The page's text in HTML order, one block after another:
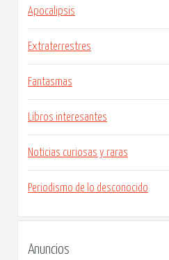
Apocalipsis
Extraterrestres
Fantasmas
Libros interesantes
Noticias curiosas y raras
Periodismo de lo desconocido
Anuncios